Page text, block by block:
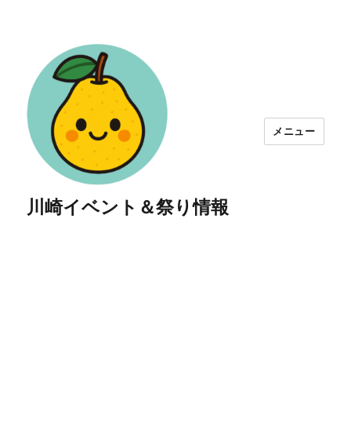
川崎イベント＆祭り情報
メニュー